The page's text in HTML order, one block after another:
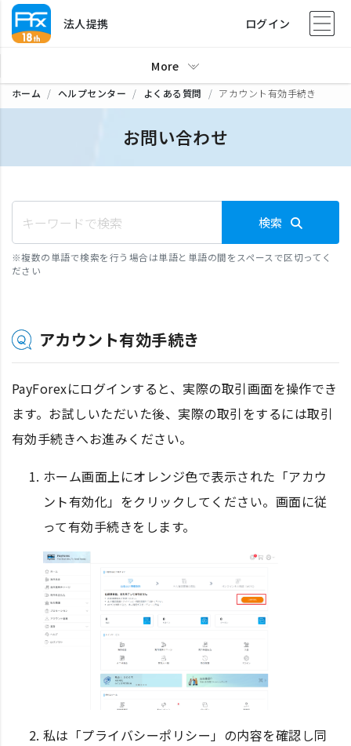
法人提携 ログイン
More
ホーム ヘルプセンター よくある質問 アカウント有効手続き
お問い合わせ
検索
※複数の単語で検索を行う場合は単語と単語の間をスペースで区切ってく
ださい
アカウント有効手続き
PayForexにログインすると、実際の取引画面を操作でき
ます。お試しいただいた後、実際の取引をするには取引
有効手続きへお進みください。
ホーム画面上にオレンジ色で表示された「アカウ
ント有効化」をクリックしてください。画面に従
って有効手続きをします。
私は「プライバシーポリシー」の内容を確認し同